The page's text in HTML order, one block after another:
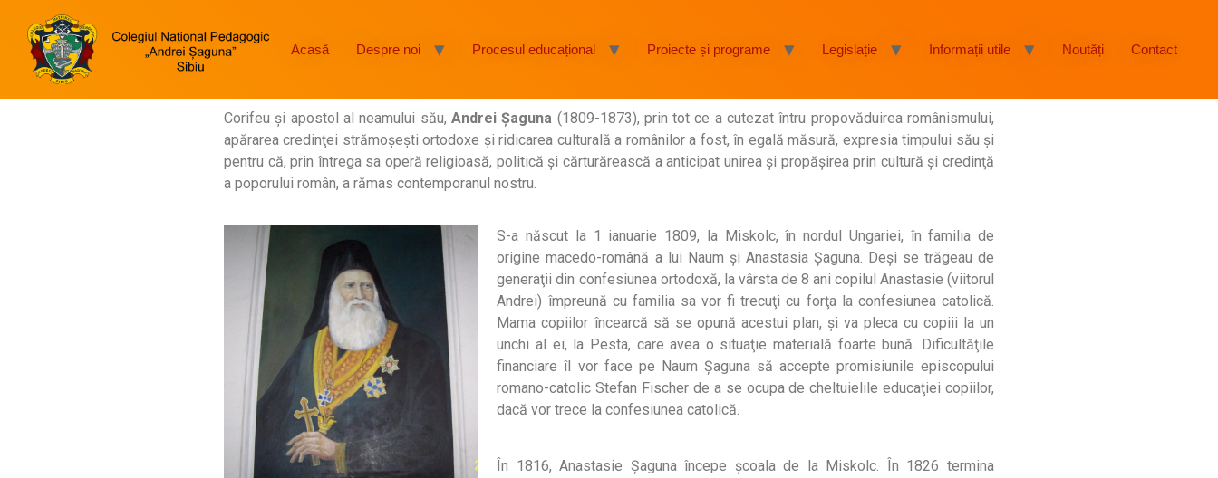
Acasă Despre noi Procesul educațional Proiecte și programe Legislație Informații utile Noutăți Contact
Corifeu şi apostol al neamului său, Andrei Şaguna (1809-1873), prin tot ce a cutezat întru propovăduirea românismului,
apărarea credinţei strămoşeşti ortodoxe şi ridicarea culturală a românilor a fost, în egală măsură, expresia timpului său şi
pentru că, prin întrega sa operă religioasă, politică şi cărturărească a anticipat unirea şi propăşirea prin cultură şi credinţă
a poporului român, a rămas contemporanul nostru.
S-a născut la 1 ianuarie 1809, la Miskolc, în nordul Ungariei, în familia de
origine macedo-română a lui Naum şi Anastasia Şaguna. Deşi se trăgeau de
generaţii din confesiunea ortodoxă, la vârsta de 8 ani copilul Anastasie (viitorul
Andrei) împreună cu familia sa vor fi trecuţi cu forţa la confesiunea catolică.
Mama copiilor încearcă să se opună acestui plan, şi va pleca cu copiii la un
unchi al ei, la Pesta, care avea o situaţie materială foarte bună. Dificultăţile
financiare îl vor face pe Naum Şaguna să accepte promisiunile episcopului
romano-catolic Stefan Fischer de a se ocupa de cheltuielile educaţiei copiilor,
dacă vor trece la confesiunea catolică.
În 1816, Anastasie Şaguna începe şcoala de la Miskolc. În 1826 termina